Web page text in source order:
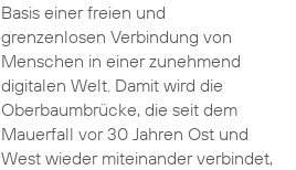
Basis einer freien und
grenzenlosen Verbindung von
Menschen in einer zunehmend
digitalen Welt. Damit wird die
Oberbaumbrücke, die seit dem
Mauerfall vor 30 Jahren Ost und
West wieder miteinander verbindet,